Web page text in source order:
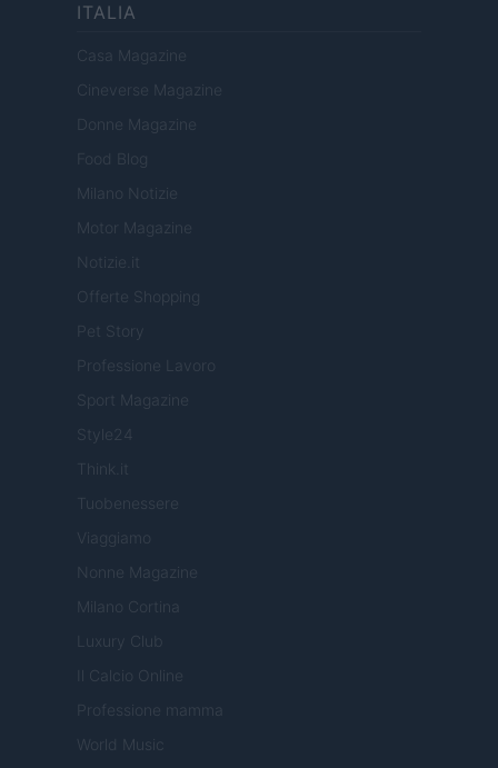
ITALIA
Casa Magazine
Cineverse Magazine
Donne Magazine
Food Blog
Milano Notizie
Motor Magazine
Notizie.it
Offerte Shopping
Pet Story
Professione Lavoro
Sport Magazine
Style24
Think.it
Tuobenessere
Viaggiamo
Nonne Magazine
Milano Cortina
Luxury Club
Il Calcio Online
Professione mamma
World Music